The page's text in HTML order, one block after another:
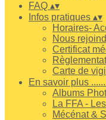
FAQ ▴▾
Infos pratiques ▴▾
Horaires-
Nous
Certificat
Carte de
En savoir plus ......
Albums
La FFA -
Mécénat &